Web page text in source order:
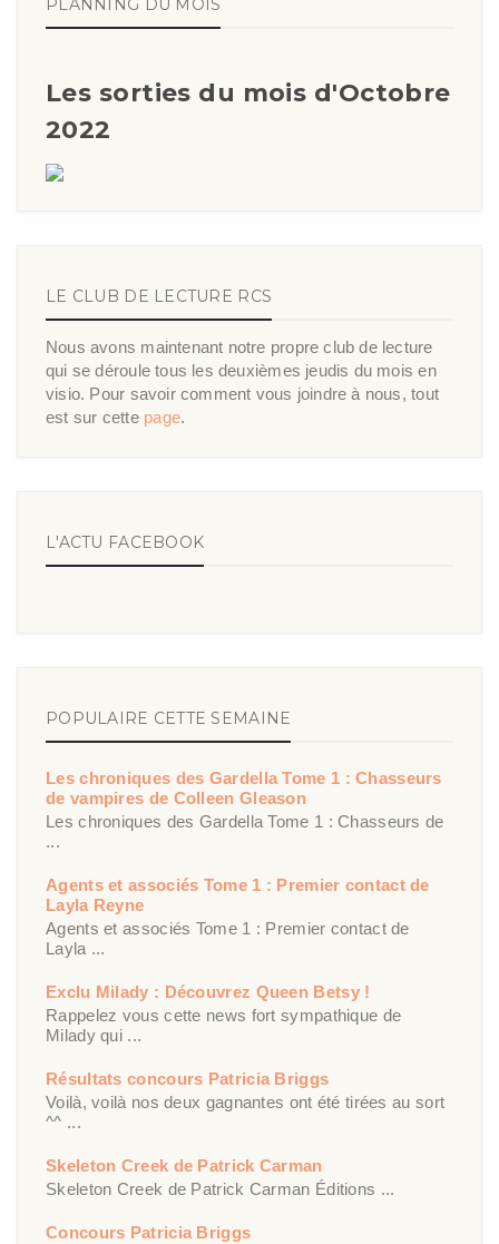
Les sorties du mois d'Octobre
2022
LE CLUB DE LECTURE RCS
Nous avons maintenant notre propre club de lecture
qui se déroule tous les deuxièmes jeudis du mois en
visio. Pour savoir comment vous joindre à nous, tout
est sur cette page.
L'ACTU FACEBOOK
POPULAIRE CETTE SEMAINE
Les chroniques des Gardella Tome 1 : Chasseurs
de vampires de Colleen Gleason
Les chroniques des Gardella Tome 1 : Chasseurs de
...
Agents et associés Tome 1 : Premier contact de
Layla Reyne
Agents et associés Tome 1 : Premier contact de
Layla ...
Exclu Milady : Découvrez Queen Betsy !
Rappelez vous cette news fort sympathique de
Milady qui ...
Résultats concours Patricia Briggs
Voilà, voilà nos deux gagnantes ont été tirées au sort
^^ ...
Skeleton Creek de Patrick Carman
Skeleton Creek de Patrick Carman Éditions ...
Concours Patricia Briggs